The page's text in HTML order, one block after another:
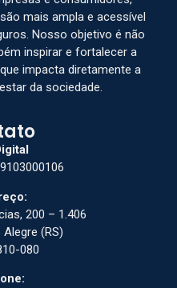
mais ampla e acessível
Nosso objetivo é não
inspirar e fortalecer a
impacta diretamente a
da sociedade.
200 – 1.406
(RS)
080